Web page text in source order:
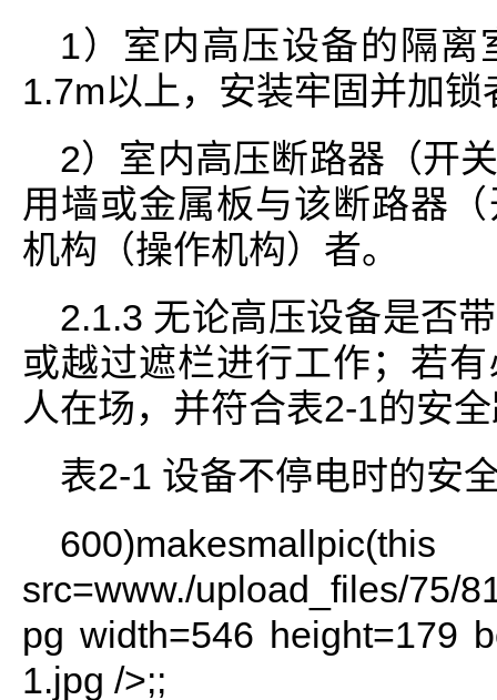
1）室内高压设备的隔
1.7m以上，安装牢固并加锁
2）室内高压断路器（开
用墙或金属板与该断路器
机构（操作机构）者。
2.1.3 无论高压设备是否
或越过遮栏进行工作；若
人在场，并符合表2-1的安
表2-1 设备不停电时的安
src=www./upload_files/75/
pg width=546 height=179
1.jpg />;;